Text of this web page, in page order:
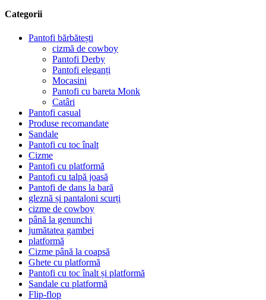
Categorii
Pantofi bărbătești
cizmă de cowboy
Pantofi Derby
Pantofi eleganți
Mocasini
Pantofi cu bareta Monk
Catâri
Pantofi casual
Produse recomandate
Sandale
Pantofi cu toc înalt
Cizme
Pantofi cu platformă
Pantofi cu talpă joasă
Pantofi de dans la bară
gleznă și pantaloni scurți
cizme de cowboy
până la genunchi
jumătatea gambei
platformă
Cizme până la coapsă
Ghete cu platformă
Pantofi cu toc înalt și platformă
Sandale cu platformă
Flip-flop